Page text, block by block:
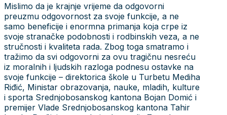
Mislimo da je krajnje vrijeme da odgovorni
preuzmu odgovornost za svoje funkcije, a ne
samo beneficije i enormna primanja koja crpe iz
svoje stranačke podobnosti i rodbinskih veza, a ne
stručnosti i kvaliteta rada. Zbog toga smatramo i
tražimo da svi odgovorni za ovu tragičnu nesreću
iz moralnih i ljudskih razloga podnesu ostavke na
svoje funkcije – direktorica škole u Turbetu Mediha
Riđić, Ministar obrazovanja, nauke, mladih, kulture
i sporta Srednjobosanskog kantona Bojan Domić i
premijer Vlade Srednjobosanskog kantona Tahir